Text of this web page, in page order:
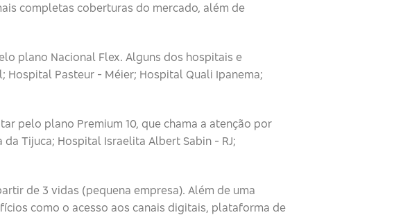
completas coberturas do mercado, além de
plano Nacional Flex. Alguns dos hospitais e
Pasteur - Méier; Hospital Quali Ipanema;
pelo plano Premium 10, que chama a atenção por
Tijuca; Hospital Israelita Albert Sabin - RJ;
de 3 vidas (pequena empresa). Além de uma
como o acesso aos canais digitais, plataforma de